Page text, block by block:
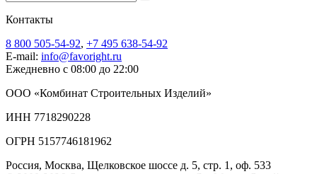
Контакты
8 800 505-54-92, +7 495 638-54-92
E-mail: info@favoright.ru
Ежедневно с 08:00 до 22:00
ООО «Комбинат Строительных Изделий»
ИНН 7718290228
ОГРН 5157746181962
Россия, Москва, Щелковское шоссе д. 5, стр. 1, оф. 533